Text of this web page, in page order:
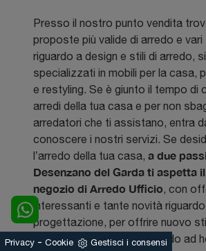
Presso il nostro punto vendita
proposte più valide di arredo e vari
riguardo a design e stili di arredo,
specializzati in mobili per la casa,
e restyling. Se è giunto il tempo di
arredi della tua casa e per non
arredatori che ti assistano, entra
conoscere i nostri servizi. Se
l’arredo della tua casa, a due
Desenzano del Garda ti aspetta
negozio di Arredo Ufficio, con
interessanti e tante novità
progettazione, per offrire nuovo
interni. In un progetto d’arredo ad
Privacy - Cookie Gestisci i consensi